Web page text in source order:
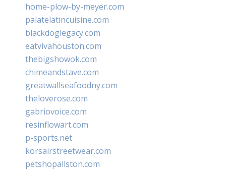
home-plow-by-meyer.com
palatelatincuisine.com
blackdoglegacy.com
eatvivahouston.com
thebigshowok.com
chimeandstave.com
greatwallseafoodny.com
theloverose.com
gabriovoice.com
resinflowart.com
p-sports.net
korsairstreetwear.com
petshopallston.com